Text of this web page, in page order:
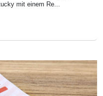
mit einem Re...